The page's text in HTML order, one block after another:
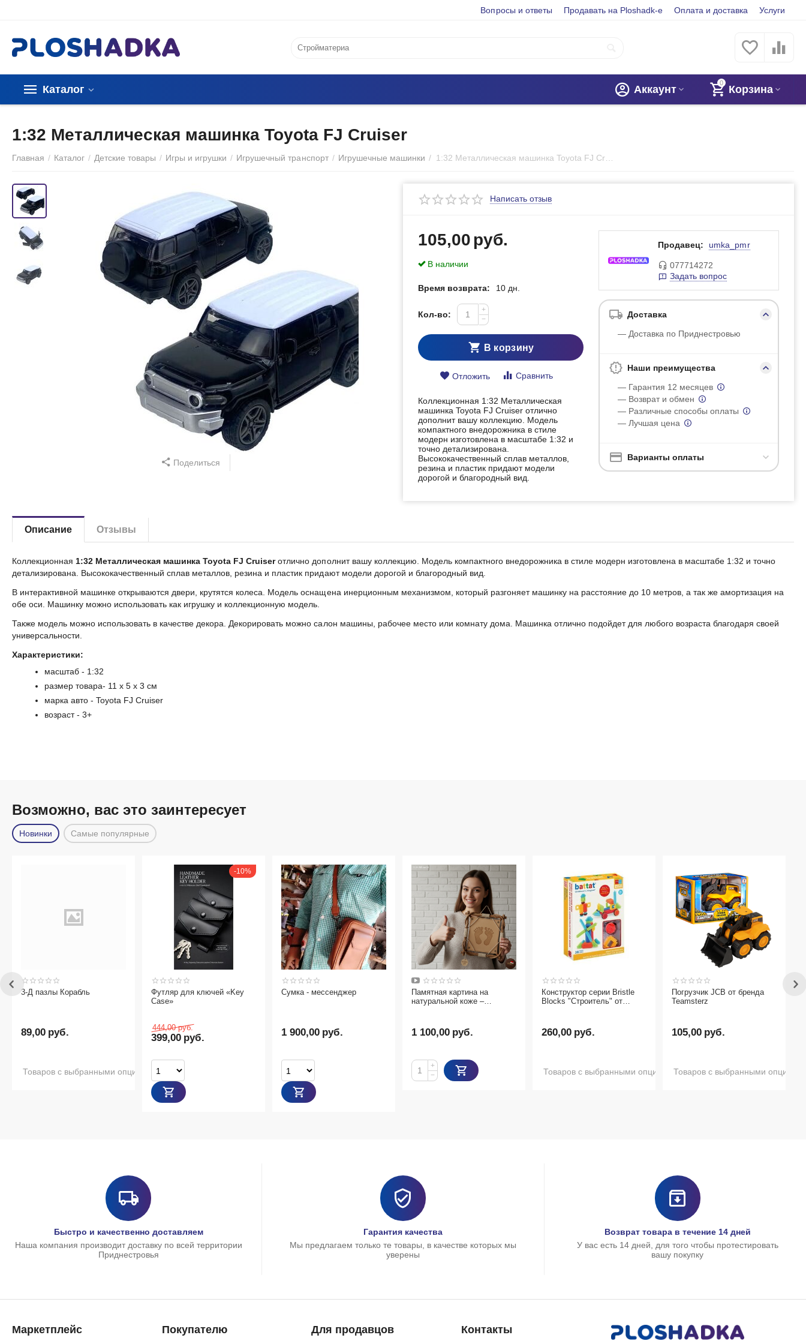
Вопросы и ответы Продавать на Ploshadk-e Оплата и доставка Услуги
Каталог
0
Корзина
Аккаунт
1:32 Металлическая машинка Toyota FJ Cruiser
Главная / Каталог / Детские товары / Игры и игрушки / Игрушечный транспорт / Игрушечные машинки /
Поделиться
Написать отзыв
105,00руб.
В наличии
Время возврата: 10 дн.
Кол-во:
+
−
В корзину
Отложить Сравнить
Коллекционная 1:32 Металлическая
машинка Toyota FJ Cruiser отлично
дополнит вашу коллекцию. Модель
компактного внедорожника в стиле
модерн изготовлена в масштабе 1:32 и
точно детализирована.
Высококачественный сплав металлов,
резина и пластик придают модели
дорогой и благородный вид.
Продавец: umka_pmr
077714272
Задать вопрос
Доставка
— Доставка по Приднестровью
Наши преимущества
— Гарантия 12 месяцев
— Возврат и обмен
— Различные способы оплаты
— Лучшая цена
Варианты оплаты
Описание Отзывы
Коллекционная 1:32 Металлическая машинка Toyota FJ Cruiserотлично дополнит вашу коллекцию. Модель компактного внедорожника в стиле модерн изготовлена в масштабе 1:32 и точно
детализирована. Высококачественный сплав металлов, резина и пластик придают модели дорогой и благородный вид.
В интерактивной машинке открываются двери, крутятся колеса. Модель оснащена инерционным механизмом, который разгоняет машинку на расстояние до 10 метров, а так же амортизация на
обе оси. Машинку можно использовать как игрушку и коллекционную модель.
Также модель можно использовать в качестве декора. Декорировать можно салон машины, рабочее место или комнату дома. Машинка отлично подойдет для любого возраста благодаря своей
универсальности.
Характеристики:
масштаб - 1:32
размер товара- 11 x 5 x 3 см
марка авто - Toyota FJ Cruiser
возраст - 3+
Возможно, вас это заинтересует
Новинки Самые популярные
нет в наличии
Футляр для ключей «Key
444,00 руб.
399,00 руб.
Сумка - мессенджер
1 900,00
Памятная картина на
1 100,00 руб.
Конструктор серии Bristle
Blocks "Строитель" от
260,00 руб.
Товаров с выбранными опциями нет в наличии
Погрузчик JCB от бренда
Teamsterz
105,00 руб.
Товаров с выбранными опциями нет в наличии
Быстро и качественно доставляем
Наша компания производит доставку по всей территории
Приднестровья
Гарантия качества
Мы предлагаем только те товары, в качестве которых мы
уверены
Возврат товара в течение 14 дней
У вас есть 14 дней, для того чтобы протестировать
вашу покупку
Маркетплейс Покупателю Для продавцов Контакты